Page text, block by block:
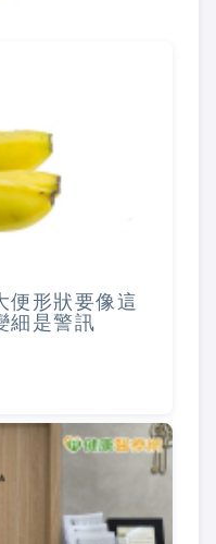
便形狀要像這
細是警訊